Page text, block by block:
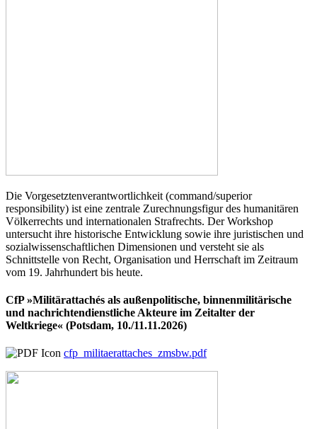
Die Vorgesetztenverantwortlichkeit (command/superior
responsibility) ist eine zentrale Zurechnungsfigur des humanitären
Völkerrechts und internationalen Strafrechts. Der Workshop
untersucht ihre historische Entwicklung sowie ihre juristischen und
sozialwissenschaftlichen Dimensionen und versteht sie als
Schnittstelle von Recht, Organisation und Herrschaft im Zeitraum
vom 19. Jahrhundert bis heute.
CfP »Militärattachés als außenpolitische, binnenmilitärische
und nachrichtendienstliche Akteure im Zeitalter der
Weltkriege« (Potsdam, 10./11.11.2026)
cfp_militaerattaches_zmsbw.pdf